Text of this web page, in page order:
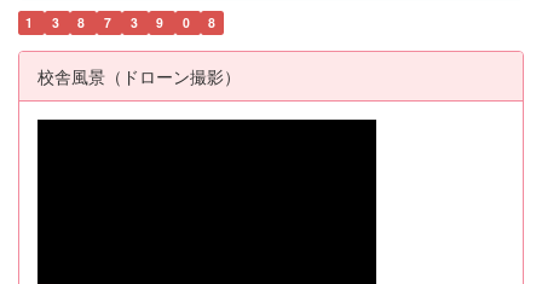
1 3 8 7 3 9 0 8
校舎風景（ドローン撮影）